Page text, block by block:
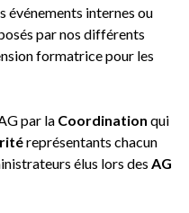
événements internes ou
par nos différents
formatrice pour les
par la Coordination qui
représentants chacun
élus lors des AG